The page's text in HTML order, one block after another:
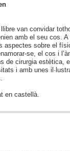
llibre van convidar
amb el seu cos.
aspectes sobre el
se, el cos i
de cirurgia estètica,
i amb unes
en castellà.